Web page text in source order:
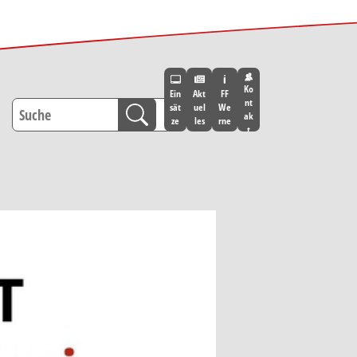
Ein
sät
ze
Akt
uel
les
FF
We
rne
Ko
nt
ak
t